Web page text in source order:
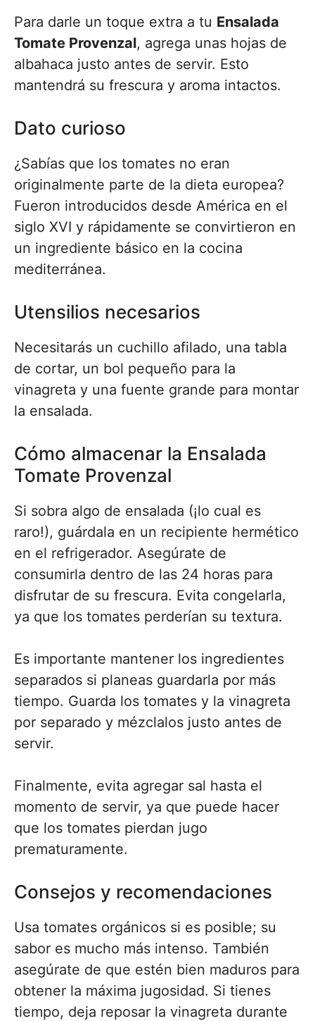
Para darle un toque extra a tu Ensalada
Tomate Provenzal, agrega unas hojas de
albahaca justo antes de servir. Esto
mantendrá su frescura y aroma intactos.
Dato curioso
¿Sabías que los tomates no eran
originalmente parte de la dieta europea?
Fueron introducidos desde América en el
siglo XVI y rápidamente se convirtieron en
un ingrediente básico en la cocina
mediterránea.
Utensilios necesarios
Necesitarás un cuchillo afilado, una tabla
de cortar, un bol pequeño para la
vinagreta y una fuente grande para montar
la ensalada.
Cómo almacenar la Ensalada
Tomate Provenzal
Si sobra algo de ensalada (¡lo cual es
raro!), guárdala en un recipiente hermético
en el refrigerador. Asegúrate de
consumirla dentro de las 24 horas para
disfrutar de su frescura. Evita congelarla,
ya que los tomates perderían su textura.
Es importante mantener los ingredientes
separados si planeas guardarla por más
tiempo. Guarda los tomates y la vinagreta
por separado y mézclalos justo antes de
servir.
Finalmente, evita agregar sal hasta el
momento de servir, ya que puede hacer
que los tomates pierdan jugo
prematuramente.
Consejos y recomendaciones
Usa tomates orgánicos si es posible; su
sabor es mucho más intenso. También
asegúrate de que estén bien maduros para
obtener la máxima jugosidad. Si tienes
tiempo, deja reposar la vinagreta durante